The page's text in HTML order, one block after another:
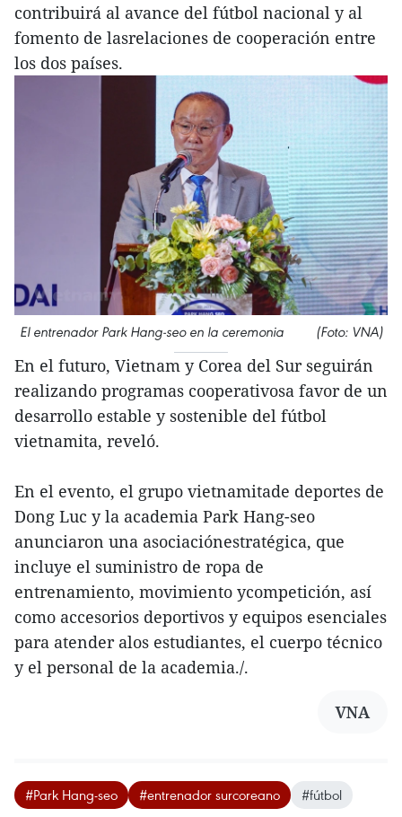
contribuirá al avance del fútbol nacional y al
fomento de lasrelaciones de cooperación entre
los dos países.
El entrenador Park Hang-seo en la ceremonia (Foto: VNA)
En el futuro, Vietnam y Corea del Sur seguirán
realizando programas cooperativosa favor de un
desarrollo estable y sostenible del fútbol
vietnamita, reveló.
En el evento, el grupo vietnamitade deportes de
Dong Luc y la academia Park Hang-seo
anunciaron una asociaciónestratégica, que
incluye el suministro de ropa de
entrenamiento, movimiento ycompetición, así
como accesorios deportivos y equipos esenciales
para atender alos estudiantes, el cuerpo técnico
y el personal de la academia./.
VNA
#Park Hang-seo #entrenador surcoreano #fútbol